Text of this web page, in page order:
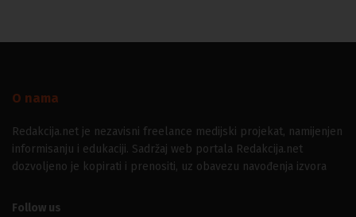
O nama
Redakcija.net je nezavisni freelance medijski projekat, namijenjen
informisanju i edukaciji. Sadržaj web portala Redakcija.net
dozvoljeno je kopirati i prenositi, uz obavezu navođenja izvora
Follow us